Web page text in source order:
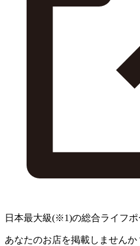
日本最大級(※1)の総合ライフポ
あなたのお店を掲載しませんか